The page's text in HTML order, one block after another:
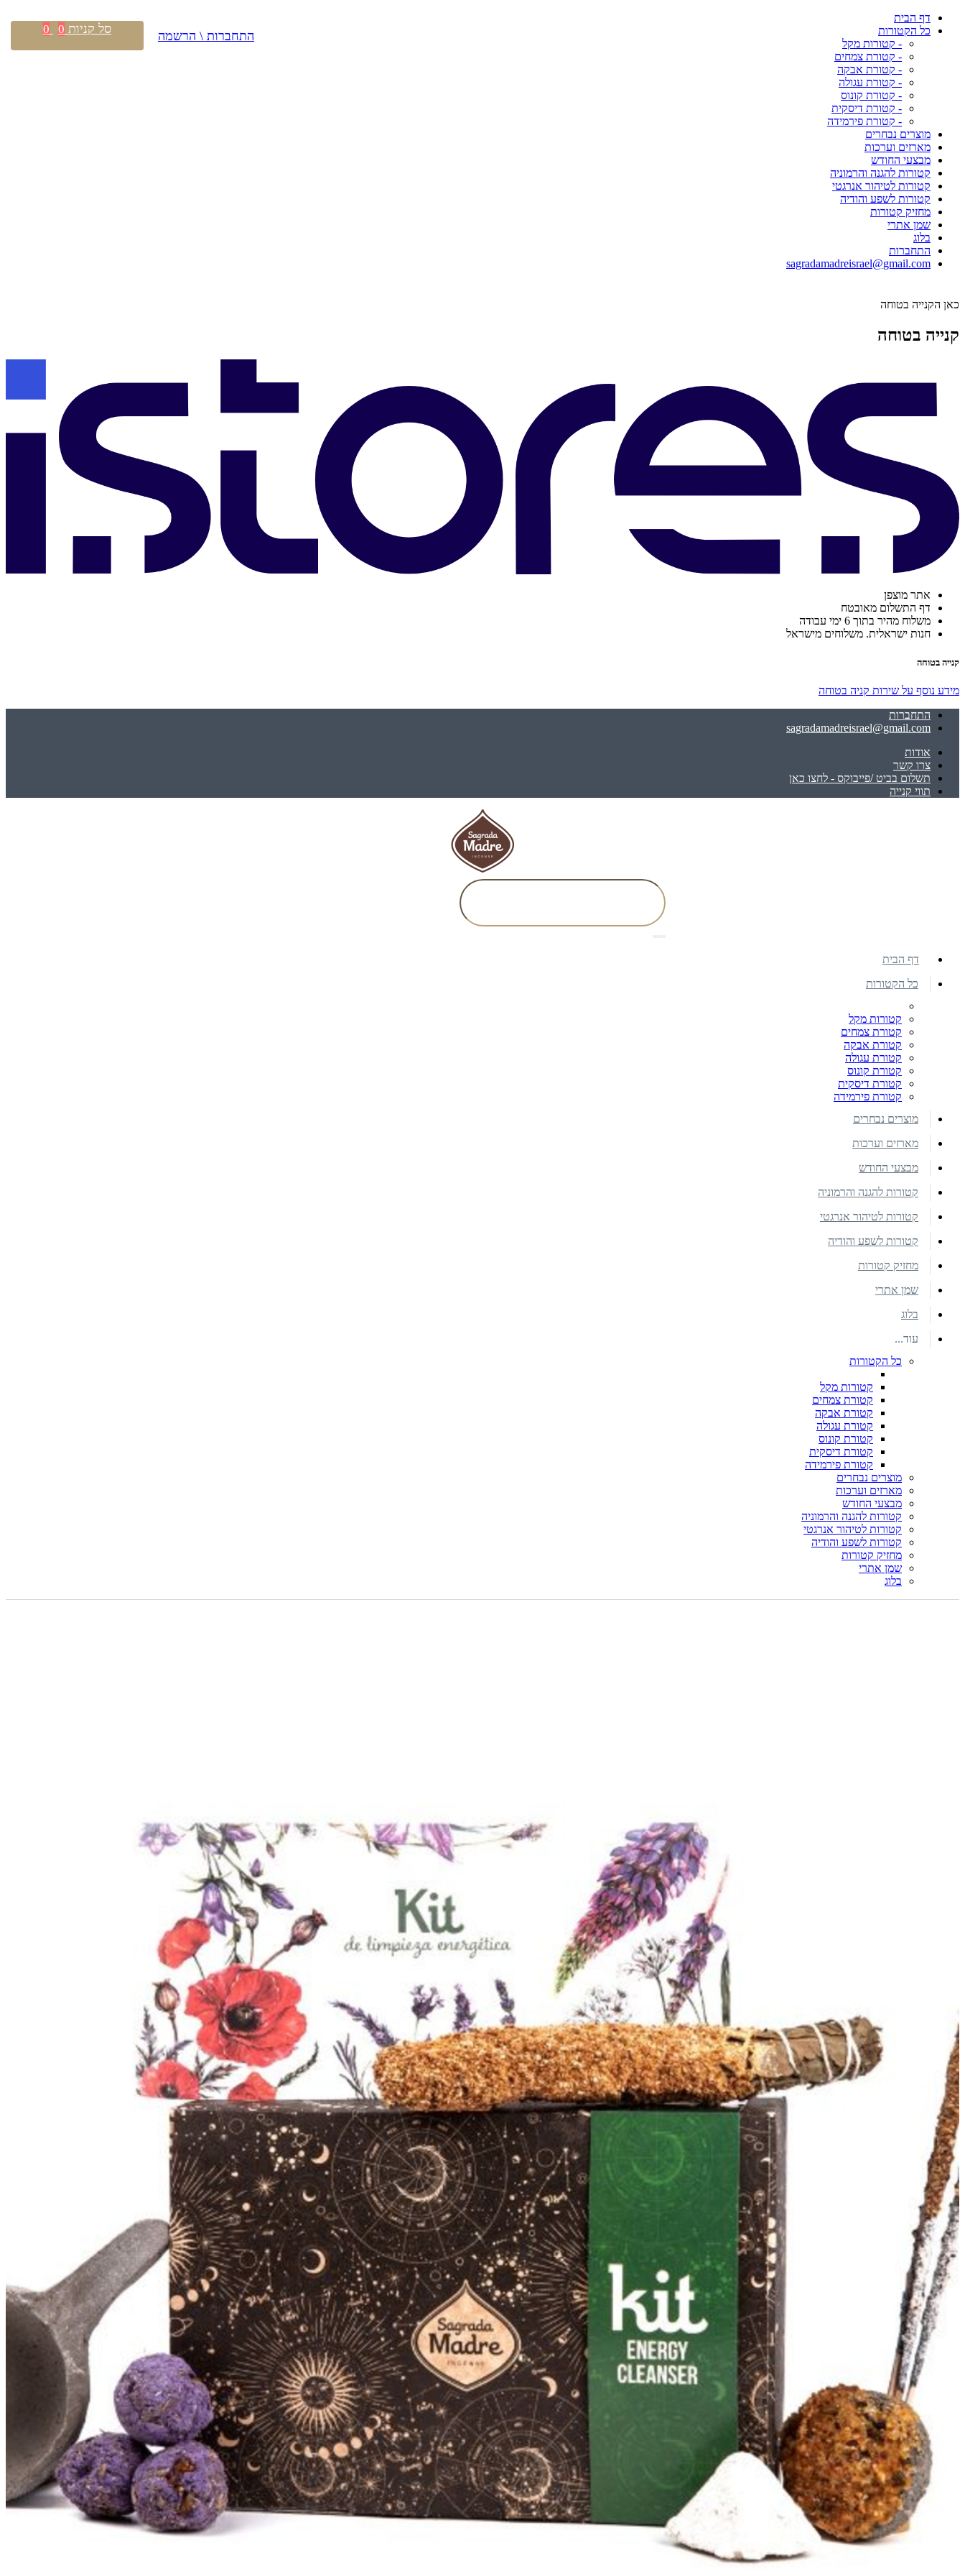
דף הבית
כל הקטורות
- קטורות מקל
- קטורת צמחים
- קטורת אבקה
- קטורת עגולה
- קטורת קונוס
- קטורת דיסקית
- קטורת פירמידה
מוצרים נבחרים
מארזים וערכות
מבצעי החודש
קטורות להגנה והרמוניה
קטורות לטיהור אנרגטי
קטורות לשפע והודיה
מחזיק קטורות
שמן אתרי
בלוג
התחברות
sagradamadreisrael@gmail.com
כאן הקנייה בטוחה
קנייה בטוחה
אתר מוצפן
דף התשלום מאובטח
משלוח מהיר בתוך 6 ימי עבודה
חנות ישראלית. משלוחים מישראל
קנייה בטוחה
מידע נוסף על שירות קניה בטוחה
התחברות
sagradamadreisrael@gmail.com
אודות
צרו קשר
תשלום בביט /פייבוקס - לחצו כאן
תווי קנייה
התחברות \ הרשמה סל קניות 0
0
דף הבית
כל הקטורות
קטורות מקל
קטורת צמחים
קטורת אבקה
קטורת עגולה
קטורת קונוס
קטורת דיסקית
קטורת פירמידה
מוצרים נבחרים
מארזים וערכות
מבצעי החודש
קטורות להגנה והרמוניה
קטורות לטיהור אנרגטי
קטורות לשפע והודיה
מחזיק קטורות
שמן אתרי
בלוג
עוד...
כל הקטורות
קטורות מקל
קטורת צמחים
קטורת אבקה
קטורת עגולה
קטורת קונוס
קטורת דיסקית
קטורת פירמידה
מוצרים נבחרים
מארזים וערכות
מבצעי החודש
קטורות להגנה והרמוניה
קטורות לטיהור אנרגטי
קטורות לשפע והודיה
מחזיק קטורות
שמן אתרי
בלוג